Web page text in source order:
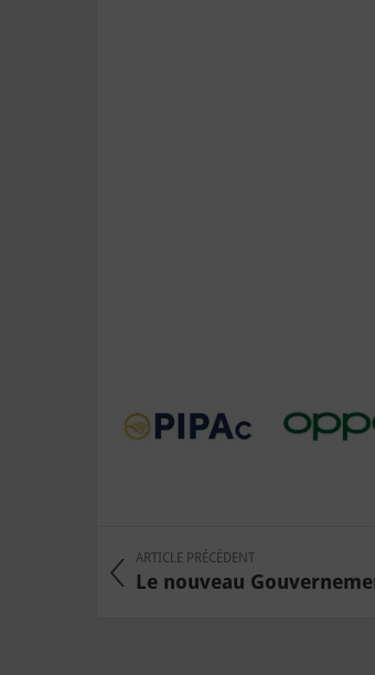
ARTICLE PRÉCÉDENT
Le nouveau